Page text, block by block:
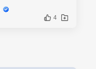
4